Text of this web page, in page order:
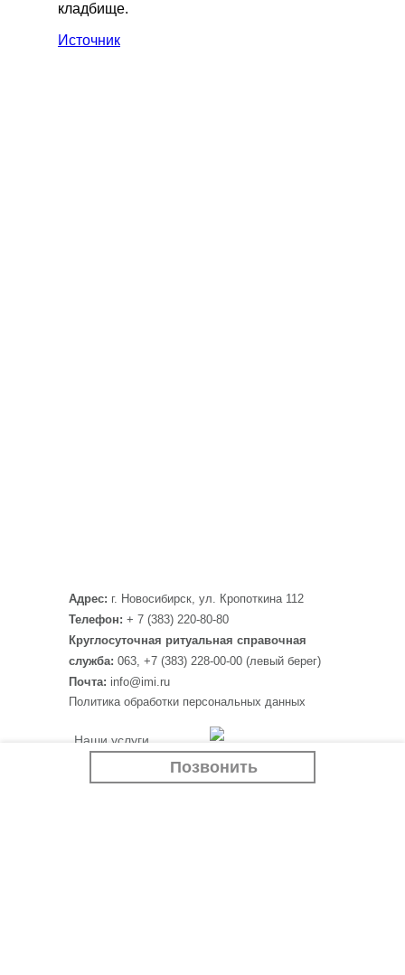
кладбище.
Источник
Адрес: г. Новосибирск, ул. Кропоткина 112
Телефон: + 7 (383) 220-80-80
Круглосуточная ритуальная справочная
служба: 063, +7 (383) 228-00-00 (левый берег)
Почта: info@imi.ru
Политика обработки персональных данных
Наши услуги
Ритуальные товары
Программа “Белый
тополь”
Позвонить